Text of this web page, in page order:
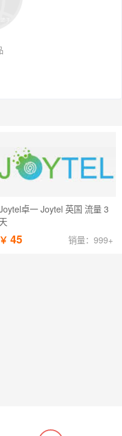
卓一 Joytel 英国 流量 3
天
￥ 45 销量：999+